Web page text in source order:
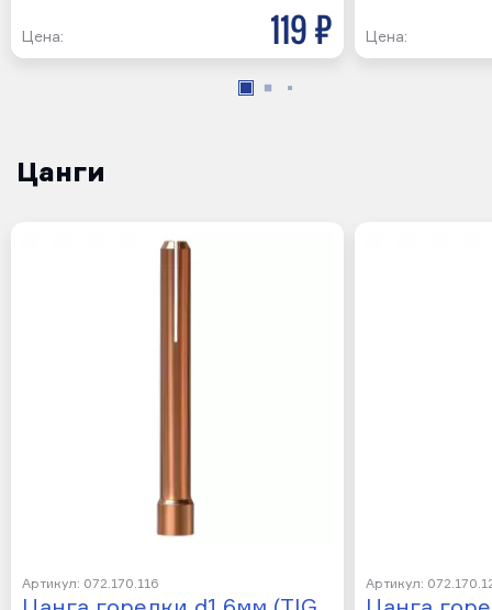
Цена: 119 р Цена:
Цанги
Артикул: 072.170.116 Артикул: